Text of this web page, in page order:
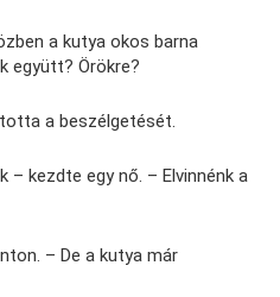
a kutya okos barna
együtt? Örökre?
a beszélgetését.
– kezdte egy nő. – Elvinnénk a
– De a kutya már